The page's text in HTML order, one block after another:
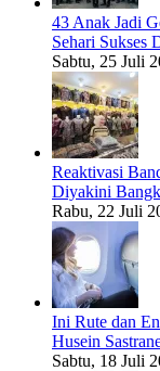
43 Anak Jadi
Sehari Sukses
Sabtu, 25 Juli
Reaktivasi
Diyakini
Rabu, 22 Juli
Ini Rute dan
Husein
Sabtu, 18 Juli